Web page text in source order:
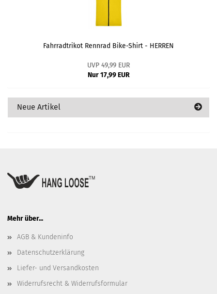
Fahrradtrikot Rennrad Bike-Shirt - HERREN
UVP 49,99 EUR
Nur 17,99 EUR
Neue Artikel
Mehr über...
AGB & Kundeninfo
Datenschutzerklärung
Liefer- und Versandkosten
Widerrufsrecht & Widerrufsformular